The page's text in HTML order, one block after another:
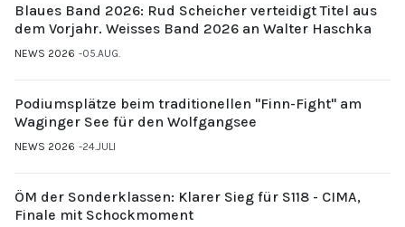
Blaues Band 2026: Rud Scheicher verteidigt Titel aus
dem Vorjahr. Weisses Band 2026 an Walter Haschka
NEWS 2026 05.AUG.
Podiumsplätze beim traditionellen "Finn-Fight" am
Waginger See für den Wolfgangsee
NEWS 2026 24.JULI
ÖM der Sonderklassen: Klarer Sieg für S118 - CIMA,
Finale mit Schockmoment